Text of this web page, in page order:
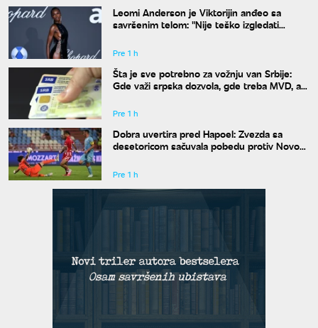
Leomi Anderson je Viktorijin anđeo sa
savršenim telom: "Nije teško izgledati
Pre 1 h
Šta je sve potrebno za vožnju van Srbije:
Gde važi srpska dozvola, gde treba MVD, a
Pre 1 h
Dobra uvertira pred Hapoel: Zvezda sa
desetoricom sačuvala pobedu protiv Novog
Pre 1 h